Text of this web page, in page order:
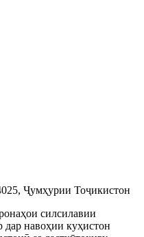
Ҷумҳурии Тоҷикистон
силсилавии
дар навоҳии куҳистон